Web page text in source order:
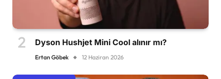
Dyson Hushjet Mini Cool alınır mı?
Ertan Göbek 12 Haziran 2026